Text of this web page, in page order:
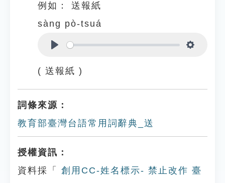
例如：
送報紙
sàng pò-tsuá
( 送報紙 )
詞條來源：
教育部臺灣台語常用詞辭典_送
授權資訊：
資料採「
創用CC-姓名標示- 禁止改作 臺